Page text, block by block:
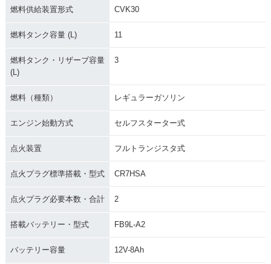
燃料供給装置形式 CVK30
燃料タンク容量 (L) 11
燃料タンク・リザーブ容量
(L)
3
燃料（種類） レギュラーガソリン
エンジン始動方式 セルフスターター式
点火装置 フルトランジスタ式
点火プラグ標準搭載・型式 CR7HSA
点火プラグ必要本数・合計 2
搭載バッテリー・型式 FB9L-A2
バッテリー容量 12V-8Ah